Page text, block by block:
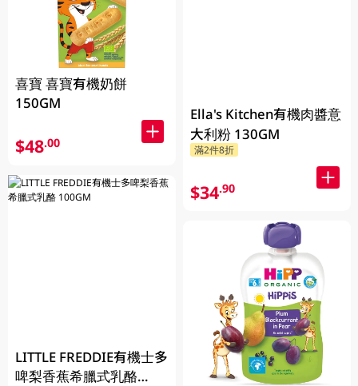
喜寶 喜寶有機奶餅
150GM
$48.00
LITTLE FREDDIE有機士多
啤梨香蕉希臘式乳酪
Ella's Kitchen有機肉醬意
大利粉 130GM
滿2件8折
$34.90